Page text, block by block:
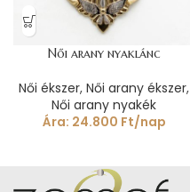
Női arany nyaklánc
Női ékszer, Női arany ékszer,
Női arany nyakék
Ára: 24.800 Ft/nap